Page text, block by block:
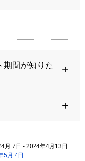
期間が知りた
月 7日 - 2024年4月13日
5月 4日